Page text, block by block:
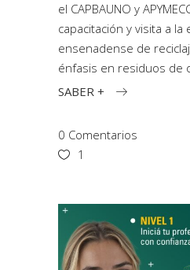
el CAPBAUNO y
capacitación y visita a la
ensenadense de
énfasis en residuos de
SABER +
0 Comentarios
1